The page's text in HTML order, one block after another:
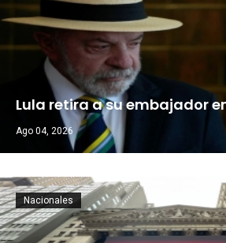
Lula retira a su embajador
Ago 04, 2026
Nacionales